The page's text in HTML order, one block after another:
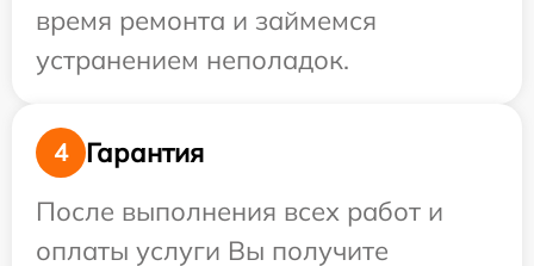
время ремонта и займемся
устранением неполадок.
4
Гарантия
После выполнения всех работ и
оплаты услуги Вы получите